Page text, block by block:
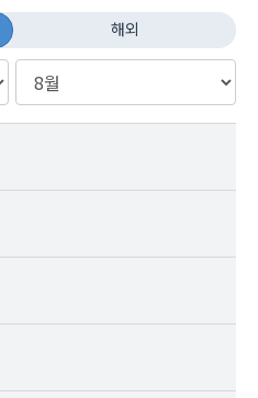
해외